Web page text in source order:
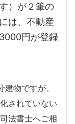
）が２筆の
は、不動産
円が登録
物ですが、
されていない
法書士へご相